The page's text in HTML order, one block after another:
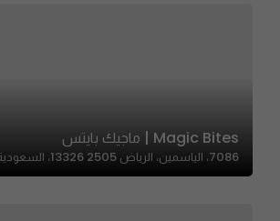
Magic Bites | ماجيك بايتس
7086، الياسمين، الرياض 13326 2505، السعودية